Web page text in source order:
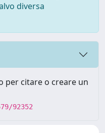
diversa
per citare o creare un
92352